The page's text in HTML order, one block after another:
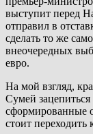
выступит перед
отправил в
сделать то же
внеочередных
евро.
На мой взгляд,
Сумей
сформированные
стоит переходить